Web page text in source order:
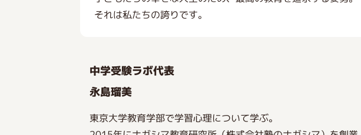
それは私たちの誇りです。
中学受験ラボ代表
永島瑠美
東京大学教育学部で学習心理について学ぶ。